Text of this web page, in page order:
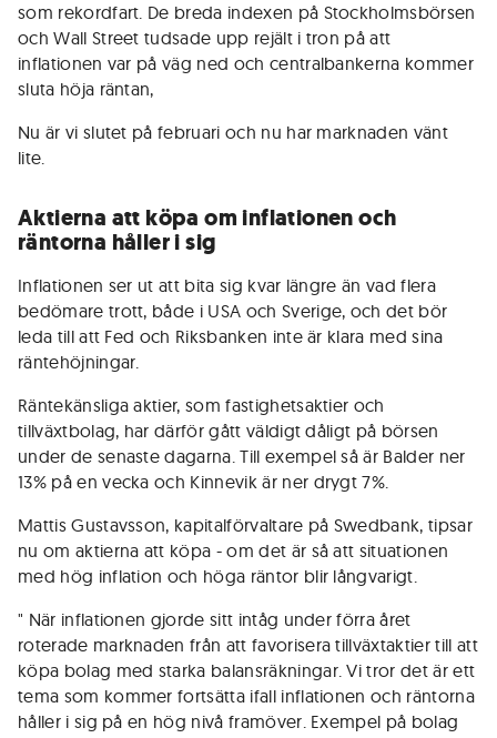
som rekordfart. De breda indexen på Stockholmsbörsen
och Wall Street tudsade upp rejält i tron på att
inflationen var på väg ned och centralbankerna kommer
sluta höja räntan,
Nu är vi slutet på februari och nu har marknaden vänt
lite.
Aktierna att köpa om inflationen och
räntorna håller i sig
Inflationen ser ut att bita sig kvar längre än vad flera
bedömare trott, både i USA och Sverige, och det bör
leda till att Fed och Riksbanken inte är klara med sina
räntehöjningar.
Räntekänsliga aktier, som fastighetsaktier och
tillväxtbolag, har därför gått väldigt dåligt på börsen
under de senaste dagarna. Till exempel så är Balder ner
13% på en vecka och Kinnevik är ner drygt 7%.
Mattis Gustavsson, kapitalförvaltare på Swedbank, tipsar
nu om aktierna att köpa - om det är så att situationen
med hög inflation och höga räntor blir långvarigt.
" När inflationen gjorde sitt intåg under förra året
roterade marknaden från att favorisera tillväxtaktier till att
köpa bolag med starka balansräkningar. Vi tror det är ett
tema som kommer fortsätta ifall inflationen och räntorna
håller i sig på en hög nivå framöver. Exempel på bolag